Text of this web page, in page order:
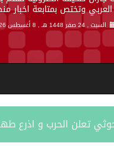
وتختص بمتابعة اخبار
السبت , 24 صفر 1448 هـ , 8 أغسطس 2026 م